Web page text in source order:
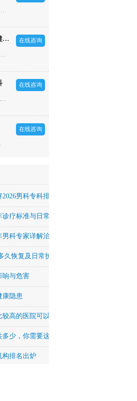
简介：云南锦欣九洲医院是一所按照国家标准建设的现代化医院，医院成立于2002年，原名云南九洲泌尿生殖专科医院，开设有泌尿外科、男性科、妇产科、不孕不育科四大特色专科以及内科、外科、皮肤科、中医科、麻醉科、影像科、检验科、病理科等专业科室
甘肃利民生殖保健医院
简介：甘肃利民生殖保健医院是一家集医疗、预防、保健、咨询为一体的现代化人流类疾病医院。多年来，甘肃利民生殖保健医院始终坚持“一切以患者为中心”的服务理念，不仅为女性提供妇科疾病治疗、预防体检、心理咨询等医疗服务，还推行绿色人文医疗，开展“门诊一站式”服务，悉心体恤女性心灵，让女性在保健院感受到家的温馨与呵护。
在线咨询
简介：昆明无痛人流医院哪家好?意外怀孕了,在昆明做无痛人流手术,来云南九洲医院妇科,云南九洲医院妇科是昆明地区正规的无痛人流医院,是您做妇科手术,治疗妇科疾病好的选择.
在线咨询
在线咨询
男科专科排名
疗标准与日常护理全解析
科专家详解治疗方法与恢复周期
恢复及日常护理要点
响与危害
康隐患
高的医院可以签约吗？
少，你需要这么多！
构排名出炉